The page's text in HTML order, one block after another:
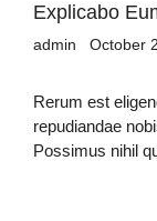
Explicabo
admin October
Rerum est
repudiandae
Possimus nihil